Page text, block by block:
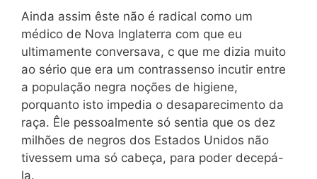
Ainda assim êste não é radical como um
médico de Nova Inglaterra com que eu
ultimamente conversava, c que me dizia muito
ao sério que era um contrassenso incutir entre
a população negra noções de higiene,
porquanto isto impedia o desaparecimento da
raça. Êle pessoalmente só sentia que os dez
milhões de negros dos Estados Unidos não
tivessem uma só cabeça, para poder decepá-
la.